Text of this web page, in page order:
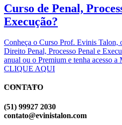
Curso de Penal,
Execução?
Conheça o Curso Prof. Evinis Talon,
Direito Penal, Processo Penal e
anual ou o Premium e tenha acesso
CLIQUE AQUI
EVINIS TALON
CONTATO
(51) 99927 2030
contato@evinistalon.com